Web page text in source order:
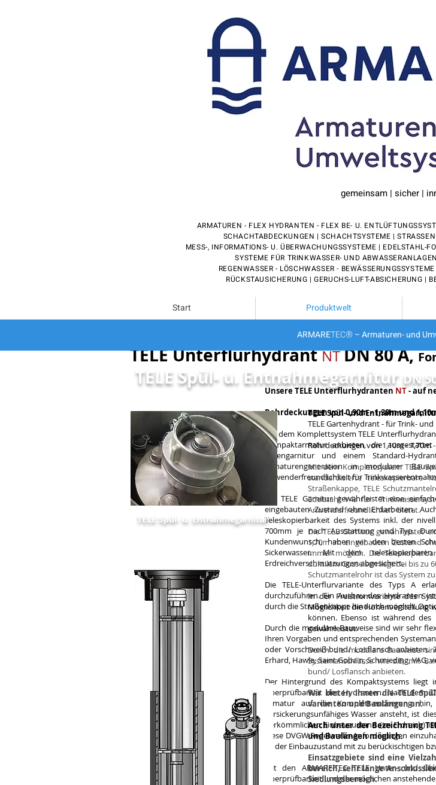
gemeinsam | sicher |
ARMATUREN - FLEX HYDRANTEN - FLEX BE- U.
SCHACHTABDECKUNGEN | SCHACHTSYSTEME |
MESS-, INFORMATIONS- U. ÜBERWACHUNGSSYSTEME | EDELSTAHL-
SYSTEME FÜR TRINKWASSER- UND
REGENWASSER - LÖSCHWASSER -
RÜCKSTAUSICHERUNG | GERUCHS-LUFT-ABSICHERUNG |
Start Produktwelt
TELE Unterflurhydrant NTDN 80 A,
Unsere TELE Unterflurhydranten NT- auf
Rohrdeckungen von 0,90m - 1,30m und
Mit dem Komplettsystem TELE
Kompaktarmatur anbieten, die
Innengarnitur und einem Standard-
Armaturengeneration in modularer
Anwenderfreundlichkeit für
Die TELE Garnitur gewährleistet eine
eingebauten Zustand ohne Erdarbeiten.
Teleskopierbarkeit des Systems inkl. der
700mm je nach Ausstattung und Typ.
Kundenwunsch, haben wir den besten
Sickerwasser. Mit dem
Erdreichverschmutzungen abgesichert.
Die TELE-Unterflurvariante des Typs A
durchzuführen.Ein Ausbau des Hydranten
durch die Straßenkappe hindurch möglich.
Durch die modulare Bauweise sind wir sehr
Ihren Vorgaben und entsprechenden
oder Vorschweiß-bund/ Losflansch
Erhard, Hawle, Saint Gobain, Schmieding, VAG,
Der Hintergrund des Kompaktsystems liegt
Überprüfbarkeit des Hydranten. Nach dem
Armatur auf die Komplett-entleerung
versickerungsunfähiges Wasser ansteht, ist
herkömmlichen Einbauzustand (im Erdreich)
diese DVGW Regelwerks-Anforderungen
ist der Einbauzustand mit zu berückischtigen
Mit den ARMARE-TEC TELE Unter- und
Überprüfbarkeit und der möglichen
TELE Spül- u. Entnahmegarnitur DN
TELE Spül- u. Entnahmegarnitur
TELE Spül- und
TELE Gartenhydrant - für Trink-
Rohrdeckungen von 1,10m -
Mit dem Komplettsystem TELE
standardisierte teleskopierbare
Straßenkappe, TELE
Edelstahl V4a für
Anwenderfreundlichkeit bietet.
Die TELE Garnitur gewährleistet
1,70m im eingebauten Zustand
immer möglich. Die
duktilem Gusseisen liegt bei bis zu
Schutzmantelrohr ist das System
In der Freistromvariante des
Möglichkeit die Höhenverstellung
können. Ebenso ist während
gewährleistet.
Durch die modulare Bauweise
Systemanschlüsse wie z.B, mit
bund/ Losflansch anbieten.
Wir bieten Ihnen die TELE
varianten und Baulängen an.
Auch unter der Bezeichnung
und Baulängen möglich.
Einsatzgebiete sind eine
bereich, sehr lange
Siedlungsbereich.
ARMARETEC®– Armaturen- und